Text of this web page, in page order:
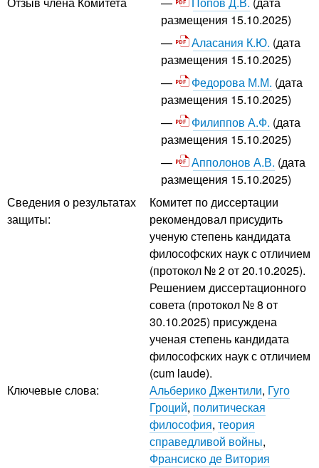
размещения 15.10.2025)
Аласания К.Ю. (дата
размещения 15.10.2025)
Федорова М.М. (дата
размещения 15.10.2025)
Филиппов А.Ф. (дата
размещения 15.10.2025)
Апполонов А.В. (дата
размещения 15.10.2025)
Сведения о результатах
защиты:
Комитет по диссертации
рекомендовал присудить
ученую степень кандидата
философских наук с отличием
(протокол № 2 от 20.10.2025).
Решением диссертационного
совета (протокол № 8 от
30.10.2025) присуждена
ученая степень кандидата
философских наук с отличием
(cum laude).
Ключевые слова:
Альберико Джентили, Гуго
Гроций, политическая
философия, теория
справедливой войны,
Франсиско де Витория